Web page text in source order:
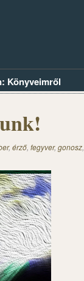
Könyveimről
, érző, fegyver, gonosz,